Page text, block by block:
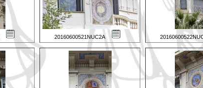
20160600521NUC2A